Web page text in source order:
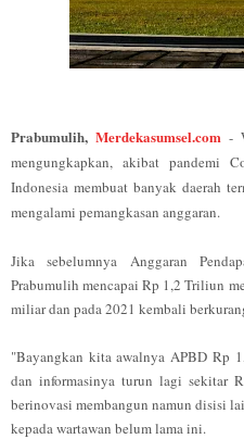
Prabumulih, Merdekasumsel.com-
mengungkapkan, akibat pandemi
Indonesia membuat banyak daerah
mengalami pemangkasan anggaran.
Jika sebelumnya Anggaran
Prabumulih mencapai Rp 1,2 Triliun
miliar dan pada 2021 kembali
"Bayangkan kita awalnya APBD Rp
dan informasinya turun lagi sekitar
berinovasi membangun namun disisi
kepada wartawan belum lama ini.